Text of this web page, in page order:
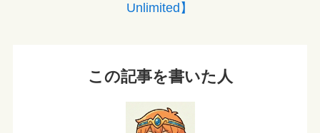
Unlimited】
この記事を書いた人